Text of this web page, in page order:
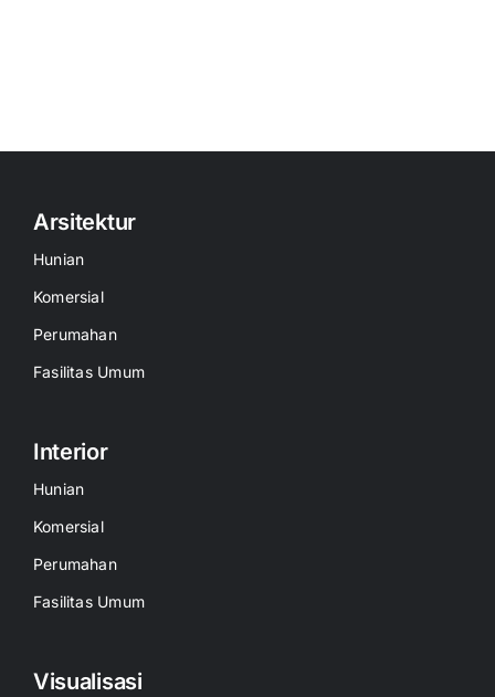
Arsitektur
Hunian
Komersial
Perumahan
Fasilitas Umum
Interior
Hunian
Komersial
Perumahan
Fasilitas Umum
Visualisasi